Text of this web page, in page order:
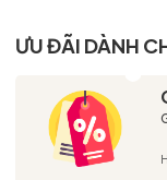
ƯU ĐÃI DÀNH